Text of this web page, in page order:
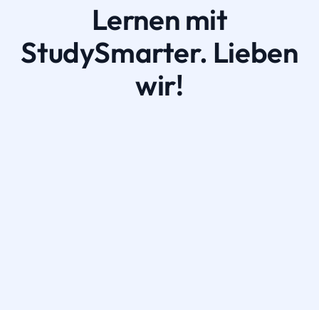
Lernen mit
StudySmarter. Lieben
wir!